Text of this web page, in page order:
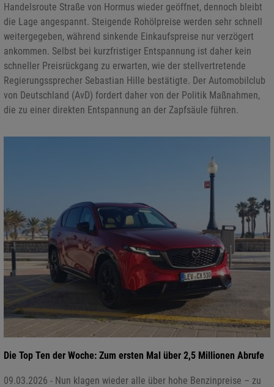
Handelsroute Straße von Hormus wieder geöffnet, dennoch bleibt
die Lage angespannt. Steigende Rohölpreise werden sehr schnell
weitergegeben, während sinkende Einkaufspreise nur verzögert
ankommen. Selbst bei kurzfristiger Entspannung ist daher kein
schneller Preisrückgang zu erwarten, wie der stellvertretende
Regierungssprecher Sebastian Hille bestätigte. Der Automobilclub
von Deutschland (AvD) fordert daher von der Politik Maßnahmen,
die zu einer direkten Entspannung an der Zapfsäule führen.
Die Top Ten der Woche: Zum ersten Mal über 2,5 Millionen Abrufe
09.03.2026 - Nun klagen wieder alle über hohe Benzinpreise – zu